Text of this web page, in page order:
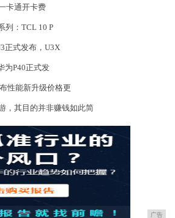
卡通开卡费
列：TCL 10 P
正式发布，U3X
为P40正式发
性能新升级价格更
，其目的并非赚钱如此简
广告